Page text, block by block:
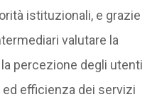
istituzionali, e grazie
valutare la
percezione degli utenti
ed efficienza dei servizi